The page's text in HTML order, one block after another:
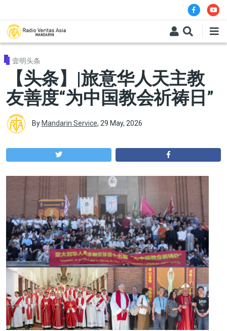
壹明头条
【头条】|旅意华人天主教
友善度“为中国教会祈祷日”
By Mandarin Service, 29 May, 2026